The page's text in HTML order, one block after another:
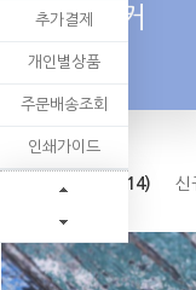
스티커
사각 재단 스티커(14) 신
추가결제
개인별상품
주문배송조회
인쇄가이드